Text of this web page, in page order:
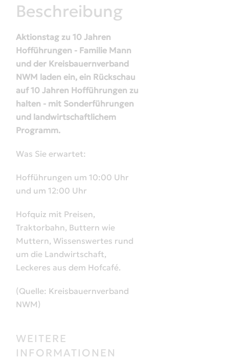
Beschreibung
Aktionstag zu 10 Jahren
Hofführungen - Familie Mann
und der Kreisbauernverband
NWM laden ein, ein Rückschau
auf 10 Jahren Hofführungen zu
halten - mit Sonderführungen
und landwirtschaftlichem
Programm.
Was Sie erwartet:
Hofführungen um 10:00 Uhr
und um 12:00 Uhr
Hofquiz mit Preisen,
Traktorbahn, Buttern wie
Muttern, Wissenswertes rund
um die Landwirtschaft,
Leckeres aus dem Hofcafé.
(Quelle: Kreisbauernverband
NWM)
WEITERE
INFORMATIONEN